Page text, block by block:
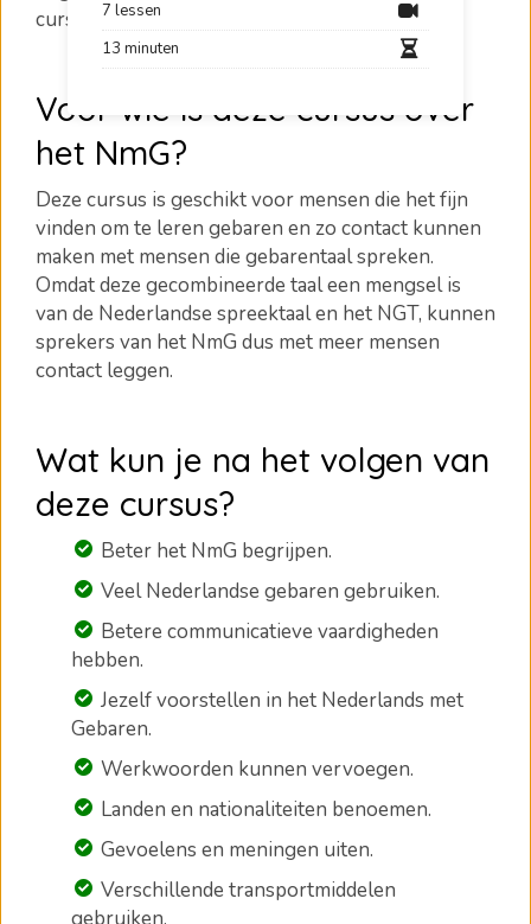
7 lessen
13 minuten
cursus van de experts van
1.2.Communicate
Voor wie is deze cursus over
het NmG?
Deze cursus is geschikt voor mensen die het fijn
vinden om te leren gebaren en zo contact kunnen
maken met mensen die gebarentaal spreken.
Omdat deze gecombineerde taal een mengsel is
van de Nederlandse spreektaal en het NGT, kunnen
sprekers van het NmG dus met meer mensen
contact leggen.
Wat kun je na het volgen van
deze cursus?
Beter het NmG begrijpen.
Veel Nederlandse gebaren gebruiken.
Betere communicatieve vaardigheden
hebben.
Jezelf voorstellen in het Nederlands met
Gebaren.
Werkwoorden kunnen vervoegen.
Landen en nationaliteiten benoemen.
Gevoelens en meningen uiten.
Verschillende transportmiddelen